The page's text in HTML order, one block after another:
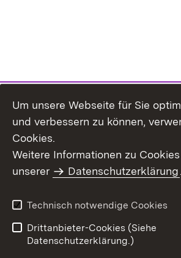
Um unsere Webseite für Sie
und verbessern zu können,
Cookies.
Weitere Informationen zu
unserer
Datenschutzerklärung.
Technisch notwendige Cookies
Drittanbieter-Cookies (Siehe
Datenschutzerklärung.)